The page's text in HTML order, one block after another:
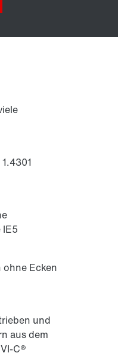
Ecken
und
aus dem
C®